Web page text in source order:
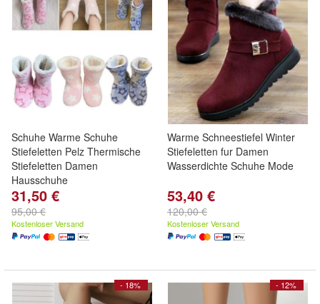
Schuhe Warme Schuhe
Stiefeletten Pelz Thermische
Stiefeletten Damen
Hausschuhe
31,50 €
95,00 €
Kostenloser Versand
Warme Schneestiefel Winter
Stiefeletten fur Damen
Wasserdichte Schuhe Mode
53,40 €
120,00 €
Kostenloser Versand
- 18% - 12%